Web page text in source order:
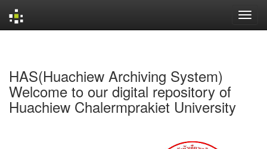
HAS(Huachiew Archiving System)
Welcome to our digital repository of
Huachiew Chalermprakiet University